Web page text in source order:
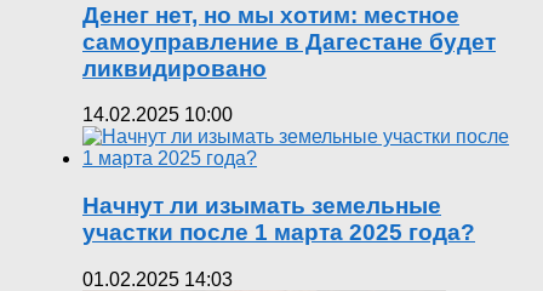
Денег нет, но мы хотим: местное
самоуправление в Дагестане будет
ликвидировано
14.02.2025 10:00
Начнут ли изымать земельные
участки после 1 марта 2025 года?
01.02.2025 14:03